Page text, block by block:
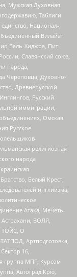
Мужская Духовная
Таблиги
Национал-
Вилайат
Валь-Хиджра, Пит
Славянский союз,
народа,
Череповца, Духовно-
Древнерусской
Русский
иммиграции,
Омская
Русское
религиозная
народа
Белый Крест,
инглиизма,
Атака, Мечеть
ВОЛЯ,
ТОЙС, О
Артподготовка,
16,
группа МПГ, Курсом
Автоград Крю,